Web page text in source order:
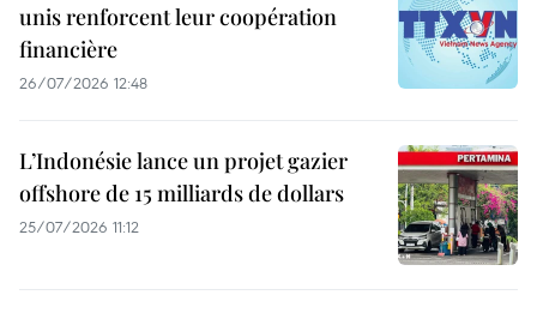
unis renforcent leur coopération
financière
26/07/2026 12:48
L’Indonésie lance un projet gazier
offshore de 15 milliards de dollars
25/07/2026 11:12